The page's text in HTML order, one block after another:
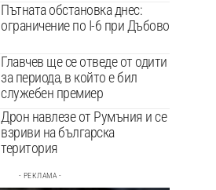
Пътната обстановка днес:
ограничение по I-6 при Дъбово
Главчев ще се отведе от одити
за периода, в който е бил
служебен премиер
Дрон навлезе от Румъния и се
взриви на българска
територия
- РЕКЛАМА -